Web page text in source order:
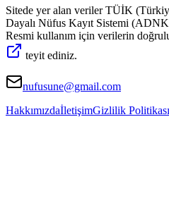
Sitede yer alan veriler TÜİK
Dayalı Nüfus Kayıt Sistemi
Resmi kullanım için verilerin
teyit ediniz.
nufusune@gmail.com
HakkımızdaİletişimGizlilik Politikası